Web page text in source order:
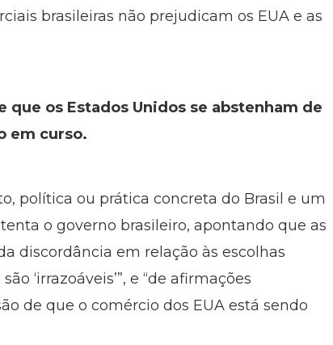
brasileiras não prejudicam os EUA e as
que os Estados Unidos se abstenham de
em curso.
política ou prática concreta do Brasil e um
o governo brasileiro, apontando que as
discordância em relação às escolhas
‘irrazoáveis’”, e “de afirmações
de que o comércio dos EUA está sendo